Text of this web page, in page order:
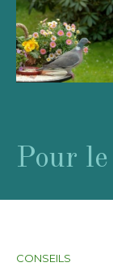
Pour
CONSEILS